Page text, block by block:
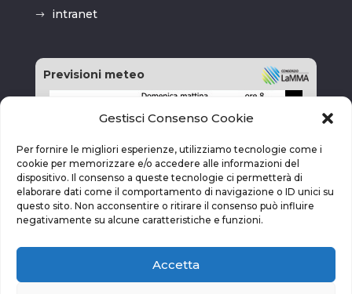
Gestisci Consenso Cookie
Per fornire le migliori esperienze, utilizziamo tecnologie come i
cookie per memorizzare e/o accedere alle informazioni del
dispositivo. Il consenso a queste tecnologie ci permetterà di
elaborare dati come il comportamento di navigazione o ID unici su
questo sito. Non acconsentire o ritirare il consenso può influire
negativamente su alcune caratteristiche e funzioni.
Accetta
intranet
Previsioni meteo